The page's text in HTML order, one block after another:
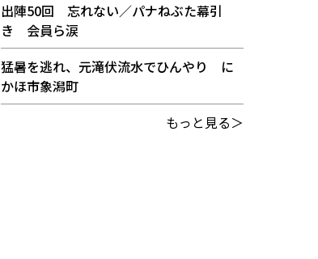
出陣50回 忘れない／パナねぶた幕引
き 会員ら涙
猛暑を逃れ、元滝伏流水でひんやり に
かほ市象潟町
もっと見る＞